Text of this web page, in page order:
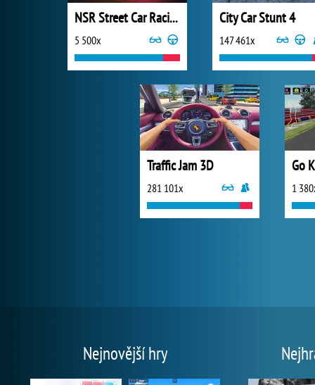
NSR Street Car Racing
5 500x
City Car Stunt 4
147 461x
Traffic Jam 3D
281 101x
Go
1
Nejnovější hry